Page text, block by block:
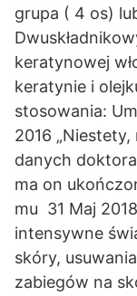
grupa ( 4 os)
keratynowej
keratynie i
stosowania:
2016
danych
ma on
mu 31 Maj
intensywne
skóry,
zabiegów na